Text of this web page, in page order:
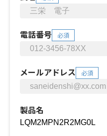
電話番号 必須
メールアドレス 必須
製品名